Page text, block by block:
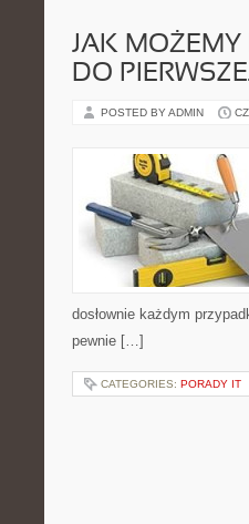
JAK MOŻEMY
DO
POSTED BY ADMIN
dosłownie każdym
pewnie […]
CATEGORIES: PORADY IT